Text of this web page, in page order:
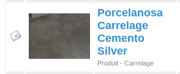
Porcelanosa
Carrelage
Cemento
Silver
Produit - Carrelage